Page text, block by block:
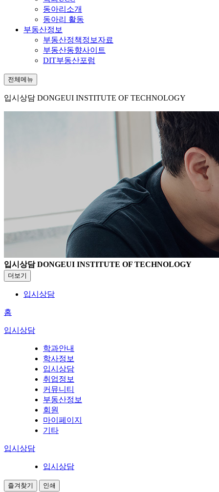
동아리소개
동아리 활동
부동산정보
부동산정책정보자료
부동산동향사이트
DIT부동산포럼
전체메뉴
입시상담 DONGEUI INSTITUTE OF TECHNOLOGY
입시상담DONGEUI INSTITUTE OF TECHNOLOGY
더보기
입시상담
홈
입시상담
학과안내
학사정보
입시상담
취업정보
커뮤니티
부동산정보
회원
마이페이지
기타
입시상담
입시상담
즐겨찾기 인쇄